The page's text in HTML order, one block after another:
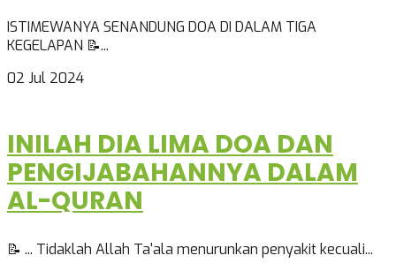
ISTIMEWANYA SENANDUNG DOA DI DALAM TIGA
KEGELAPAN 📝...
02 Jul 2024
INILAH DIA LIMA DOA DAN
PENGIJABAHANNYA DALAM
AL-QURAN
📝 ... Tidaklah Allah Ta'ala menurunkan penyakit kecuali...